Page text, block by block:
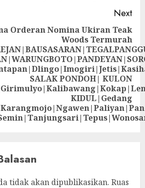
Next
Orderan Nomina Ukiran Teak
Woods Termurah
SALAK PONDOH| KULON
KIDUL|Gedang
tidak akan dipublikasikan. Ruas